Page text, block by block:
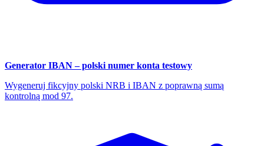
Generator IBAN – polski numer konta testowy
Wygeneruj fikcyjny polski NRB i IBAN z poprawną sumą
kontrolną mod 97.